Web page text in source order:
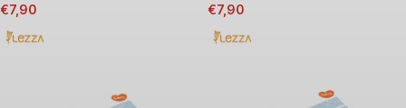
€7,90 €7,90